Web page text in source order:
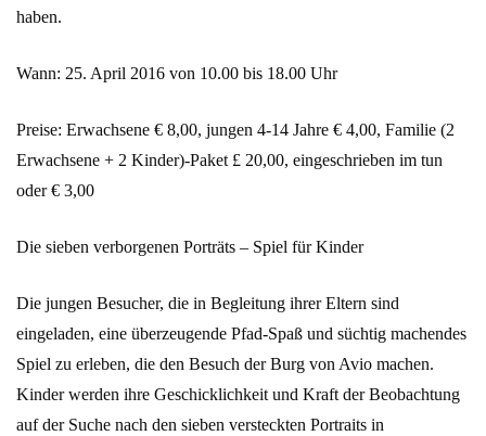
haben.
Wann: 25. April 2016 von 10.00 bis 18.00 Uhr
Preise: Erwachsene € 8,00, jungen 4-14 Jahre € 4,00, Familie (2
Erwachsene + 2 Kinder)-Paket £ 20,00, eingeschrieben im tun
oder € 3,00
Die sieben verborgenen Porträts – Spiel für Kinder
Die jungen Besucher, die in Begleitung ihrer Eltern sind
eingeladen, eine überzeugende Pfad-Spaß und süchtig machendes
Spiel zu erleben, die den Besuch der Burg von Avio machen.
Kinder werden ihre Geschicklichkeit und Kraft der Beobachtung
auf der Suche nach den sieben versteckten Portraits in